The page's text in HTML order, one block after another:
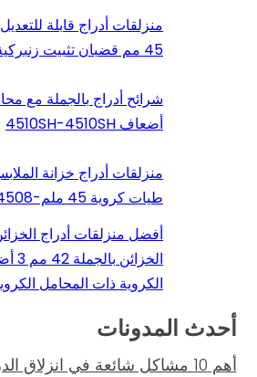
منزلقات أدراج قابلة
45 مم قضبان تثبيت زنبركية مزدوجة بالجملة
أضعاف 4510SH-4510SH
طيات كروية 45 ملم-4508
أفضل منزلقات أدراج
الكروية ذات المحامل الكروية-
أحدث المدونات
أهم 10 مشاكل شائعة في انزلاق الدرج وكيفية إصلاحها